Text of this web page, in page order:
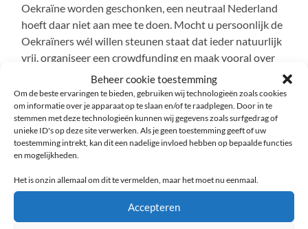
Beheer cookie toestemming
Om de beste ervaringen te bieden, gebruiken wij technologieën zoals cookies
om informatie over je apparaat op te slaan en/of te raadplegen. Door in te
stemmen met deze technologieën kunnen wij gegevens zoals surfgedrag of
unieke ID's op deze site verwerken. Als je geen toestemming geeft of uw
toestemming intrekt, kan dit een nadelige invloed hebben op bepaalde functies
en mogelijkheden.
Het is onzin allemaal om dit te vermelden, maar het moet nu eenmaal.
Accepteren
Oekraïne worden geschonken, een neutraal Nederland
hoeft daar niet aan mee te doen. Mocht u persoonlijk de
Oekraïners wél willen steunen staat dat ieder natuurlijk
vrij, organiseer een crowdfunding en maak vooral over
wat u missen kunt.
Daarnaast past een neutrale status ook veel beter bij
een land dat zich presenteert als land van vrede en recht,
met allerlei internationale gremia in Den Haag.
6. Pensioenen
Nederland is binnen de EU eigenlijk het enige land dat
gespaard heeft voor de pensioenen. Onze zogenaamde